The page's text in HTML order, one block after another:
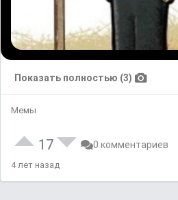
Показать полностью (3)
Мемы
17 0 комментариев
4 лет назад